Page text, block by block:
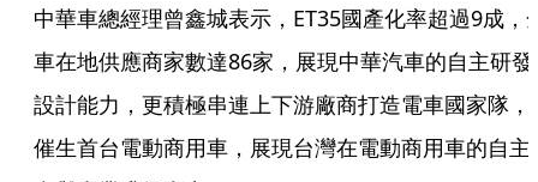
中華車總經理曾鑫城表示，ET35國產化率超過9成，
車在地供應商家數達86家，展現中華汽車的自主研發
設計能力，更積極串連上下游廠商打造電車國家隊，
催生首台電動商用車，展現台灣在電動商用車的自主